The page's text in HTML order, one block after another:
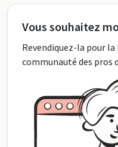
Vous souhaitez
Revendiquez-la pour
communauté des pros